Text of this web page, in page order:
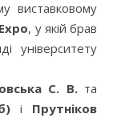
, у якій брав
університету
С. В.та
і Прутніков